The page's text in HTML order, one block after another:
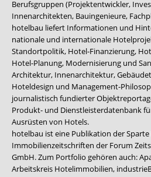
Berufsgruppen (Projektentwickler,
Innenarchitekten, Bauingenieure,
hotelbau liefert Informationen und
nationale und internationale
Standortpolitik, Hotel-Finanzierung,
Hotel-Planung, Modernisierung und
Architektur, Innenarchitektur,
Hoteldesign und Management-
journalistisch fundierter
Produkt- und Dienstleisterdatenbank
Ausrüsten von Hotels.
hotelbau ist eine Publikation der Sparte
Immobilienzeitschriften der Forum
GmbH. Zum Portfolio gehören auch:
Arbeitskreis Hotelimmobilien,